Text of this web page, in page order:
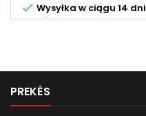
 Wysyłka w ciągu 14 dni
PREKĖS